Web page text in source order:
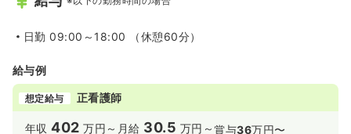
日勤 09:00～18:00 （休憩60分）
給与例
想定給与 正看護師
年収402 万円～ 月給 30.5 万円～賞与36万円〜